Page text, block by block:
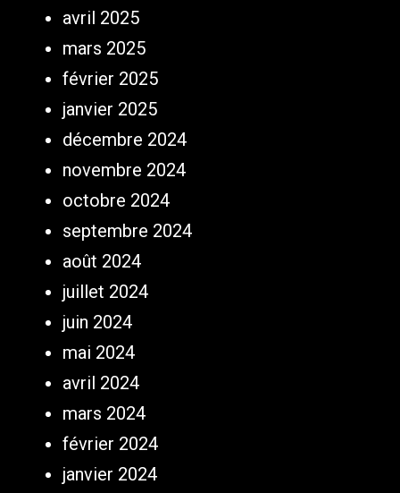
avril 2025
mars 2025
février 2025
janvier 2025
décembre 2024
novembre 2024
octobre 2024
septembre 2024
août 2024
juillet 2024
juin 2024
mai 2024
avril 2024
mars 2024
février 2024
janvier 2024